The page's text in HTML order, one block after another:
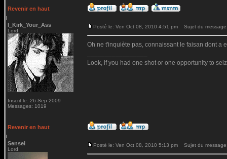
Revenir en haut
I_Kirk_Your_Ass
Lord
Inscrit le: 26 Sep 2009
Messages: 1019
Posté le: Ven Oct 08, 2010 4:51 pm Sujet du
Oh ne t'inquiète pas, connaissant le faisan dont a
Look, if you had one shot or one opportunity to
Revenir en haut
Sensei
Lord
Posté le: Ven Oct 08, 2010 5:13 pm Sujet du